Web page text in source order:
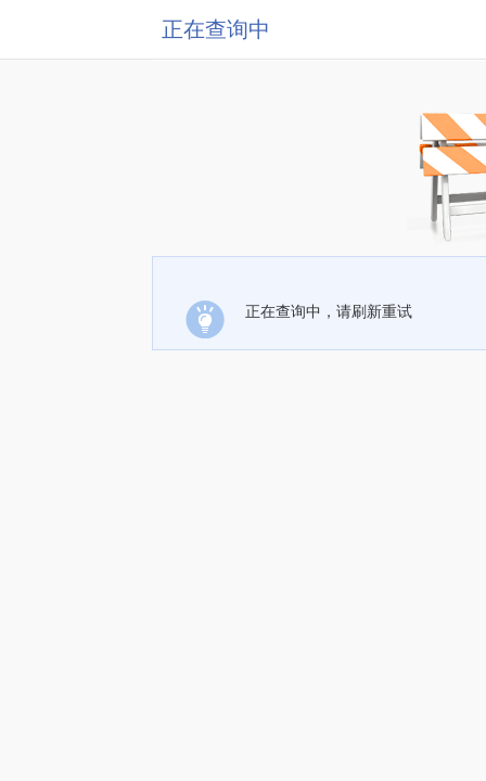
正在查询中
正在查询中，请刷新重试